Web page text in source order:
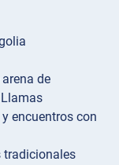
de
encuentros con
tradicionales